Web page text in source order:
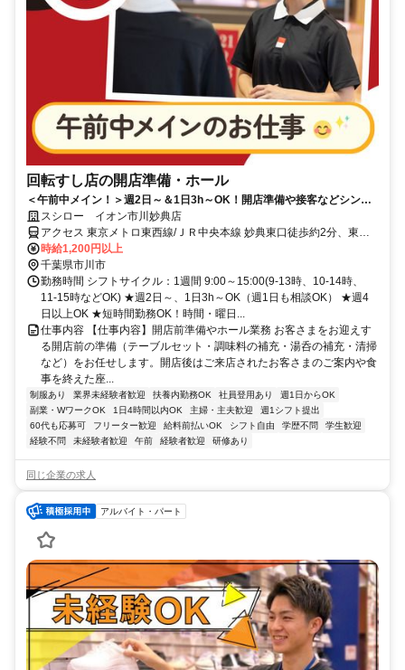
回転すし店の開店準備・ホール
＜午前中メイン！＞週2日～＆1日3h～OK！開店準備や接客などシンプ
ル業務スシロー イオン市川妙典店
アクセス 東京メトロ東西線/ＪＲ中央本線 妙典東口徒歩約2分、東京
メトロ東西線/ＪＲ中央本線 行徳徒歩約21分、東京メトロ東西線/ＪＲ
中央本線 原木中山西口徒歩約35分
時給1,200円以上
千葉県市川市
勤務時間 シフトサイクル：1週間 9:00～15:00(9-13時、10-14時、
11-15時などOK) ★週2日～、1日3h～OK（週1日も相談OK） ★週4
日以上OK ★短時間勤務OK！時間・曜日...
仕事内容 【仕事内容】開店前準備やホール業務 お客さまをお迎えす
る開店前の準備（テーブルセット・調味料の補充・湯呑の補充・清掃
など）をお任せします。開店後はご来店されたお客さまのご案内や食
事を終えた座...
制服あり 業界未経験者歓迎 扶養内勤務OK 社員登用あり
週1日からOK
副業・WワークOK
1日4時間以内OK 主婦・主夫歓迎
週1シフト提出
60代も応募可
フリーター歓迎 給料前払いOK シフト自由 学歴不問
学生歓迎
経験不問
未経験者歓迎 午前 経験者歓迎 研修あり
同じ企業の求人
アルバイト・パート